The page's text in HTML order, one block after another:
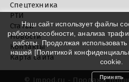
Спецтехника
РТИ
Статьи
Новости
Контакты
Карта сайта
© Impod.ru - Продажа
Наш сайт использует файлы
работоспособности, анализа
работы. Продолжая использовать
нашей [Политикой
cookie.
Принять